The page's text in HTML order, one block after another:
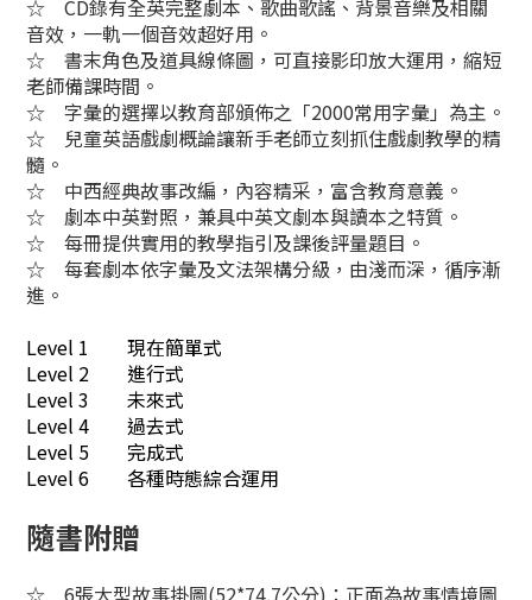
☆ CD錄有全英完整劇本、歌曲歌謠、背景音樂及相關
音效，一軌一個音效超好用。
☆ 書末角色及道具線條圖，可直接影印放大運用，縮短
老師備課時間。
☆ 字彙的選擇以教育部頒佈之「2000常用字彙」為主。
☆ 兒童英語戲劇概論讓新手老師立刻抓住戲劇教學的精
髓。
☆ 中西經典故事改編，內容精采，富含教育意義。
☆ 劇本中英對照，兼具中英文劇本與讀本之特質。
☆ 每冊提供實用的教學指引及課後評量題目。
☆ 每套劇本依字彙及文法架構分級，由淺而深，循序漸
進。
Level 1 現在簡單式
Level 2 進行式
Level 3 未來式
Level 4 過去式
Level 5 完成式
Level 6 各種時態綜合運用
隨書附贈